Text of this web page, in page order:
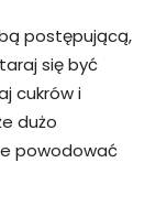
postępującą,
się być
cukrów i
dużo
powodować